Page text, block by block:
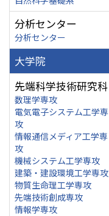
分析センター
分析センター
大学院
先端科学技術研究科
数理学専攻
電気電子システム工学専
攻
情報通信メディア工学専
攻
機械システム工学専攻
建築・建設環境工学専攻
物質生命理工学専攻
先端技術創成専攻
情報学専攻